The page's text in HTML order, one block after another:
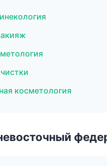
косметология